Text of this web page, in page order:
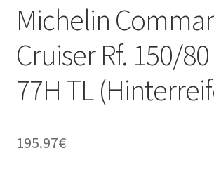
Michelin
Cruiser Rf. 150/
77H TL
195.97€